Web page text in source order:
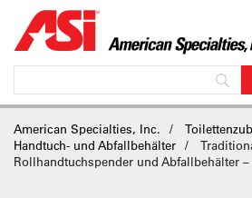
American Specialties, Inc.
Handtuch- und Abfallbehälter
Rollhandtuchspender und Abfallbehälter